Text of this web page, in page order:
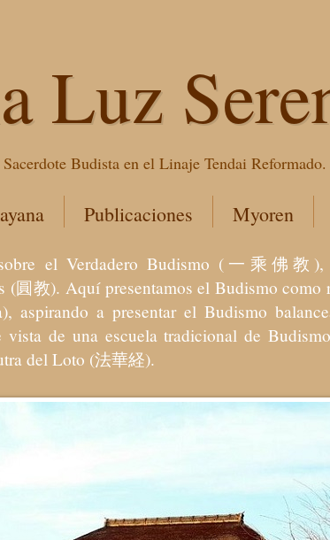
Luz
Budista en el Linaje Tendai Reformado.
Publicaciones Myoren
el Verdadero Budismo (一乘佛教),
(圓教). Aquí presentamos el Budismo
a presentar el Budismo
de una escuela tradicional de
del Loto (法華経).